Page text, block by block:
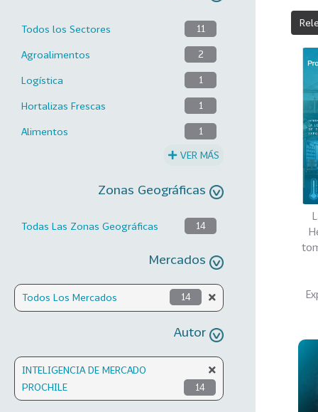
Todos los Sectores 11
Agroalimentos 2
Logística 1
Hortalizas Frescas 1
Alimentos 1
VER MÁS
Zonas Geográficas
Todas Las Zonas Geográficas 14
Mercados
Todos Los Mercados 14
Autor
INTELIGENCIA DE MERCADO
PROCHILE
14